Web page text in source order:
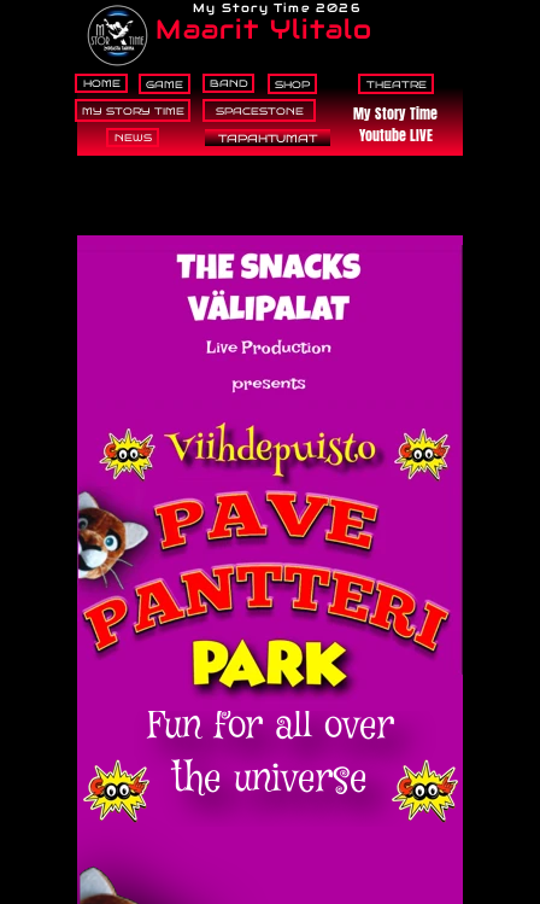
My Story Time 2026
Maarit Ylitalo
HOME GAME BAND SHOP
MY STORY TIME
NEWS
SPACESTONE
TAPAHTUMAT
My Story Time
Youtube LIVE
THEATRE
Fun for all over
the universe